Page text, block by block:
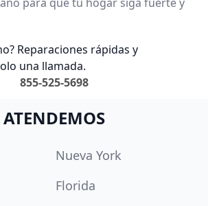
Reparaciones rápidas y
una llamada.
855-525-5698
Nueva York
Florida